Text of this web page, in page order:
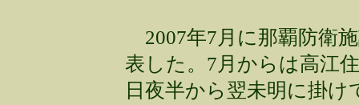
2007年7月に那覇防衛
表した。7月からは高江
日夜半から翌未明に掛け